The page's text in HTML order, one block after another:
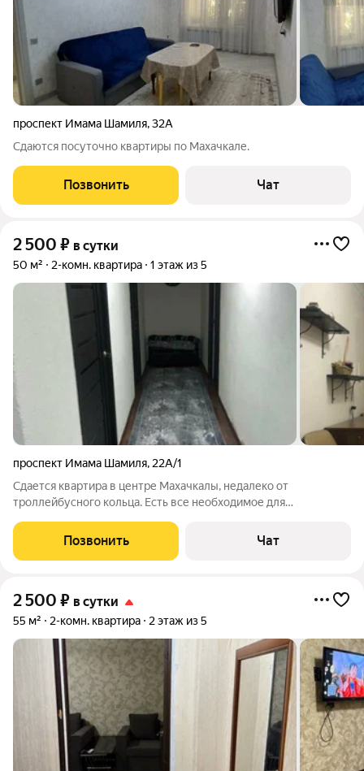
проспект Имама Шамиля,32А
Сдаются посуточно квартиры по Махачкале.
Позвонить Чат
2 500 ₽ в сутки
50 м² 2-комн. квартира 1 этаж из 5
проспект Имама Шамиля, 22А/1
Сдается квартира в центре Махачкалы, недалеко от
троллейбусного кольца. Есть все необходимое для
парк, круглосуточный магазин , рынок, аптеки . Мы ждем своих
гостей ЗВОНИТЕ,ПИШИТЕ. ВСЕГДА НА
Позвонить Чат
2 500 ₽ в сутки
55 м² 2-комн. квартира 2 этаж из 5